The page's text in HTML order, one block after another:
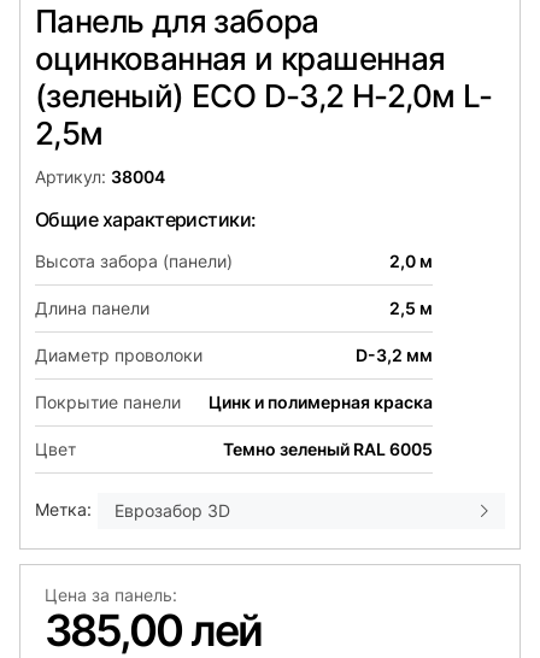
Панель для забора
оцинкованная и крашенная
(зеленый) ECO D-3,2 H-2,0м L-
2,5м
Артикул: 38004
Общие характеристики:
Высота забора (панели) 2,0 м
Длина панели 2,5 м
Диаметр проволоки D-3,2 мм
Покрытие панели Цинк и полимерная краска
Цвет Темно зеленый RAL 6005
Метка: Еврозабор 3D
Цена за панель:
385,00 лей